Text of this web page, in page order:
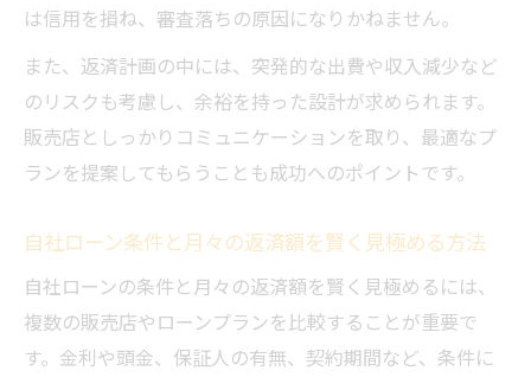
は信用を損ね、審査落ちの原因になりかねません。
また、返済計画の中には、突発的な出費や収入減少など
のリスクも考慮し、余裕を持った設計が求められます。
販売店としっかりコミュニケーションを取り、最適なプ
ランを提案してもらうことも成功へのポイントです。
自社ローン条件と月々の返済額を賢く見極める方法
自社ローンの条件と月々の返済額を賢く見極めるには、
複数の販売店やローンプランを比較することが重要で
す。金利や頭金、保証人の有無、契約期間など、条件に